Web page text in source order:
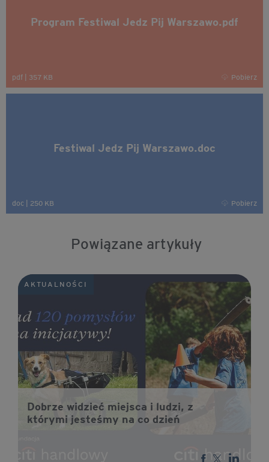
Program Festiwal Jedz Pij Warszawo.pdf
pdf 357 KB Pobierz
Festiwal Jedz Pij Warszawo.doc
doc 250 KB Pobierz
Powiązane artykuły
AKTUALNOŚCI
Dobrze widzieć miejsca i ludzi, z
którymi jesteśmy na co dzień